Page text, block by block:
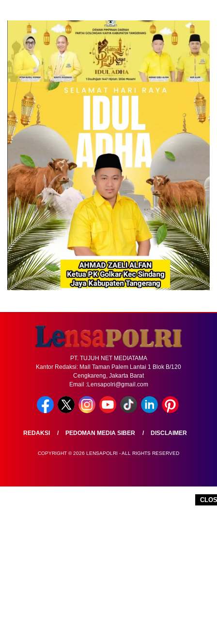
PT. TUJUH NET MEDIATAMA
Kantor Redaksi: Mall Taman Palem Lantai 1 Blok B/120
Cengkareng, Jakarta Barat
Email :Lensapolri@gmail.com
REDAKSI PEDOMAN MEDIA SIBER DISCLAIMER
COPYRIGHT © 2026 LENSAPOLRI - ALL RIGHTS RESERVED